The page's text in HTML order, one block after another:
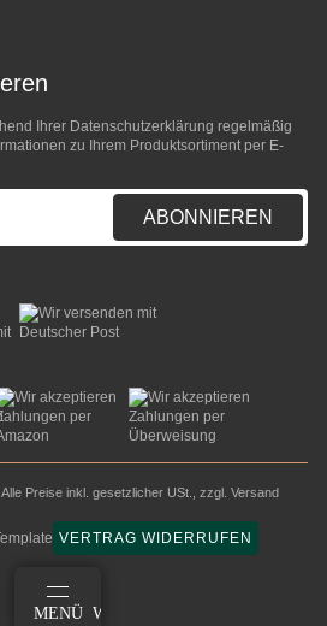
Ihrer Datenschutzerklärung regelmäßig
zu Ihrem Produktsortiment per E-
ABONNIEREN
Alle Preise inkl. gesetzlicher USt., zzgl. Versand
VERTRAG WIDERRUFEN
MENÜ WARENKORB